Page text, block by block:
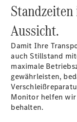
Vito
Aussicht.
Damit Ihre
auch Stillstand
maximale
gewährleisten,
Monitor helfen wir
behalten.